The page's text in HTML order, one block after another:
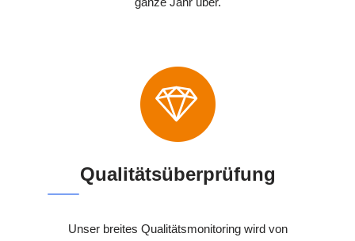
Qualitätsüberprüfung
Unser breites Qualitätsmonitoring wird von